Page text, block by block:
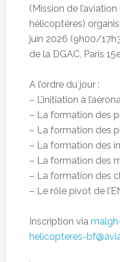
(Mission de
hélicoptères)
juin 2026 (9h00/
de la DGAC, Paris
A l’ordre du jour :
– L’initiation à
– La formation des
– La formation des
– La formation des
– La formation des
– La formation des
– Le rôle pivot de
Inscription via
helicopteres-